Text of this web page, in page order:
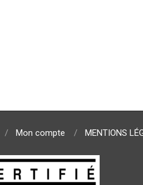
Mon compte MENTIONS